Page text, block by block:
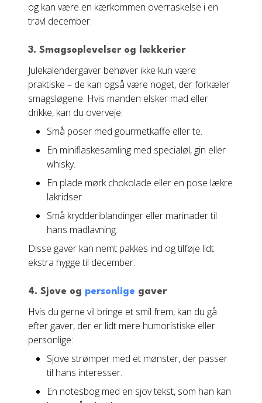
og kan være en kærkommen overraskelse i en
travl december.
3. Smagsoplevelser og lækkerier
Julekalendergaver behøver ikke kun være
praktiske – de kan også være noget, der forkæler
smagsløgene. Hvis manden elsker mad eller
drikke, kan du overveje:
Små poser med gourmetkaffe eller te.
En miniflaskesamling med specialøl, gin eller
whisky.
En plade mørk chokolade eller en pose lækre
lakridser.
Små krydderiblandinger eller marinader til
hans madlavning.
Disse gaver kan nemt pakkes ind og tilføje lidt
ekstra hygge til december.
4. Sjove og personlige gaver
Hvis du gerne vil bringe et smil frem, kan du gå
efter gaver, der er lidt mere humoristiske eller
personlige:
Sjove strømper med et mønster, der passer
til hans interesser.
En notesbog med en sjov tekst, som han kan